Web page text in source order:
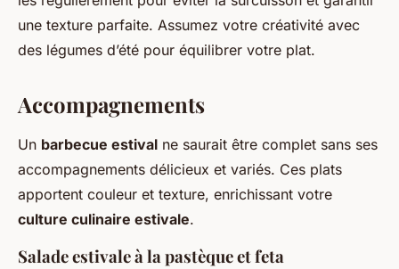
une texture parfaite. Assumez votre créativité avec
des légumes d’été pour équilibrer votre plat.
Accompagnements
Un barbecue estival ne saurait être complet sans ses
accompagnements délicieux et variés. Ces plats
apportent couleur et texture, enrichissant votre
culture culinaire estivale.
Salade estivale à la pastèque et feta